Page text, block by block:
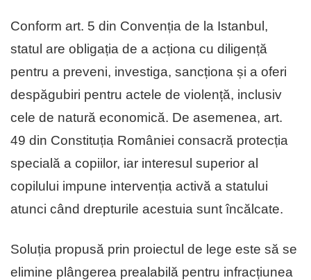
Conform art. 5 din Convenția de la Istanbul,
statul are obligația de a acționa cu diligență
pentru a preveni, investiga, sancționa și a oferi
despăgubiri pentru actele de violență, inclusiv
cele de natură economică. De asemenea, art.
49 din Constituția României consacră protecția
specială a copiilor, iar interesul superior al
copilului impune intervenția activă a statului
atunci când drepturile acestuia sunt încălcate.
Soluția propusă prin proiectul de lege este să se
elimine plângerea prealabilă pentru infracțiunea